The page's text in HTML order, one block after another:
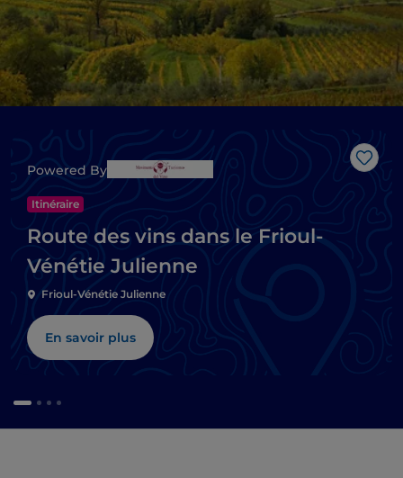
Powered By
Itinéraire
Route des vins dans le Frioul-
Vénétie Julienne
Frioul-Vénétie Julienne
En savoir plus